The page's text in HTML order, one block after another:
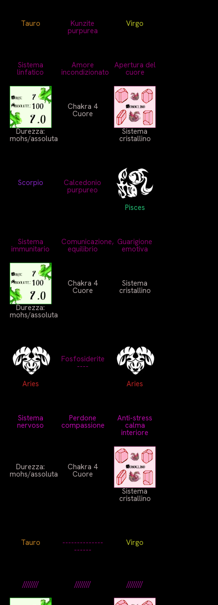
Tauro Kunzite
purpurea
Virgo
Sistema
linfatico
Amore
incondizionato
Apertura del
cuore
Durezza:
mohs/assoluta
Chakra 4
Cuore
Sistema
cristallino
Scorpio Calcedonio
purpureo
Pisces
Sistema
immunitario
Comunicazione,
equilibrio
Guarigione
emotiva
Durezza:
mohs/assoluta
Chakra 4
Cuore
Sistema
cristallino
Aries
Fosfosiderite
----
Aries
Sistema
nervoso
Perdone
compassione
Anti-stress
calma
interiore
Durezza:
mohs/assoluta
Chakra 4
Cuore
Sistema
cristallino
Tauro --------------
------
Virgo
//////// //////// ////////